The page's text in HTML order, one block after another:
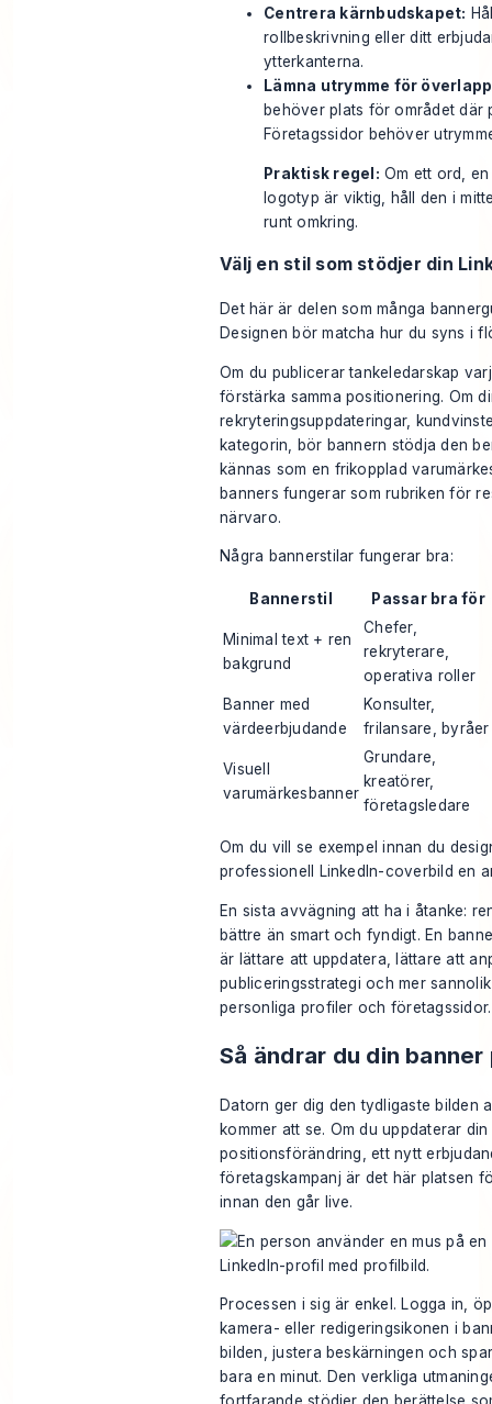
Centrera kärnbudskapet:
rollbeskrivning eller ditt
ytterkanterna.
Lämna utrymme för
behöver plats för området där
Företagssidor behöver
Praktisk regel: Om ett ord,
logotyp är viktig, håll den i
runt omkring.
Välj en stil som stödjer din
Det här är delen som många
Designen bör matcha hur du syns i
Om du publicerar tankeledarskap
förstärka samma positionering. Om
rekryteringsuppdateringar,
kategorin, bör bannern stödja den
kännas som en frikopplad
banners fungerar som rubriken för
närvaro.
Några bannerstilar fungerar bra:
Bannerstil Passar bra för
Minimal text + ren
bakgrund
Chefer,
rekryterare,
operativa roller
Banner med
värdeerbjudande
Konsulter,
frilansare, byråer
Visuell
varumärkesbanner
Grundare,
kreatörer,
företagsledare
Om du vill se exempel innan du
professionell LinkedIn-coverbild en
En sista avvägning att ha i åtanke:
bättre än smart och fyndigt. En
är lättare att uppdatera, lättare att
publiceringsstrategi och mer
personliga profiler och företagssidor.
Så ändrar du din
Datorn ger dig den tydligaste bilden
kommer att se. Om du uppdaterar
positionsförändring, ett nytt
företagskampanj är det här platsen
innan den går live.
Processen i sig är enkel. Logga in,
kamera- eller redigeringsikonen i
bilden, justera beskärningen och
bara en minut. Den verkliga